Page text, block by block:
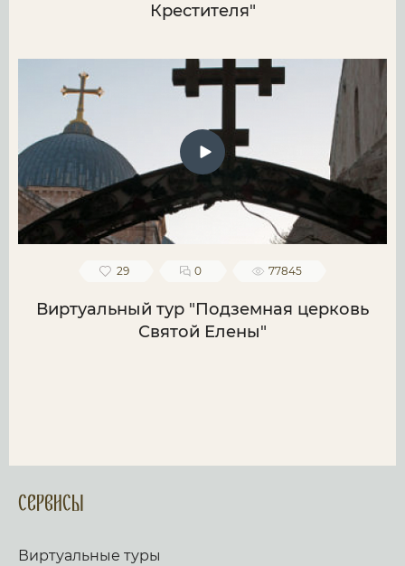
Крестителя"
29 0 77845
Виртуальный тур "Подземная церковь
Святой Елены"
Сервисы
Виртуальные туры